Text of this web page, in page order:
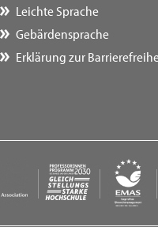
Leichte Sprache
Gebärdensprache
Erklärung zur